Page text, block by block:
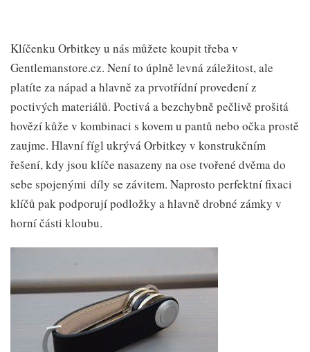
Klíčenku Orbitkey u nás můžete koupit třeba v
Gentlemanstore.cz. Není to úplně levná záležitost, ale
platíte za nápad a hlavně za prvotřídní provedení z
poctivých materiálů. Poctivá a bezchybně pečlivě prošitá
hovězí kůže v kombinaci s kovem u pantů nebo očka prostě
zaujme. Hlavní fígl ukrývá Orbitkey v konstrukčním
řešení, kdy jsou klíče nasazeny na ose tvořené dvěma do
sebe spojenými díly se závitem. Naprosto perfektní fixaci
klíčů pak podporují podložky a hlavně drobné zámky v
horní části kloubu.